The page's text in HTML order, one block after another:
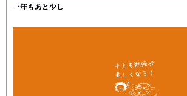
一年もあと少し